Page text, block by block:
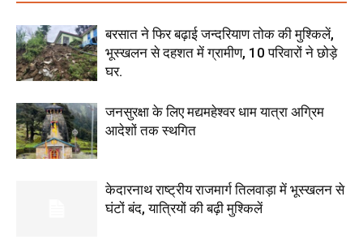
बरसात ने फिर बढ़ाई जन्दरियाण तोक की मुश्किलें,
भूस्खलन से दहशत में ग्रामीण, 10 परिवारों ने छोड़े
घर.
जनसुरक्षा के लिए मद्यमहेश्वर धाम यात्रा अग्रिम
आदेशों तक स्थगित
केदारनाथ राष्ट्रीय राजमार्ग तिलवाड़ा में भूस्खलन से
घंटों बंद, यात्रियों की बढ़ी मुश्किलें